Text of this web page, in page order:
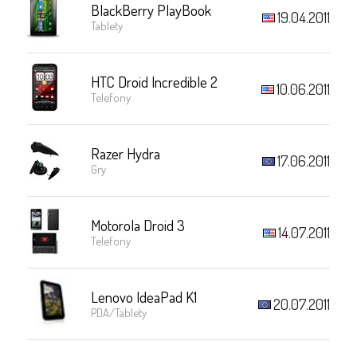
BlackBerry PlayBook
Tablety 19.04.2011
HTC Droid Incredible 2
Telefony 10.06.2011
Razer Hydra
Gry 17.06.2011
Motorola Droid 3
Telefony 14.07.2011
Lenovo IdeaPad K1
PDA/Tablety 20.07.2011